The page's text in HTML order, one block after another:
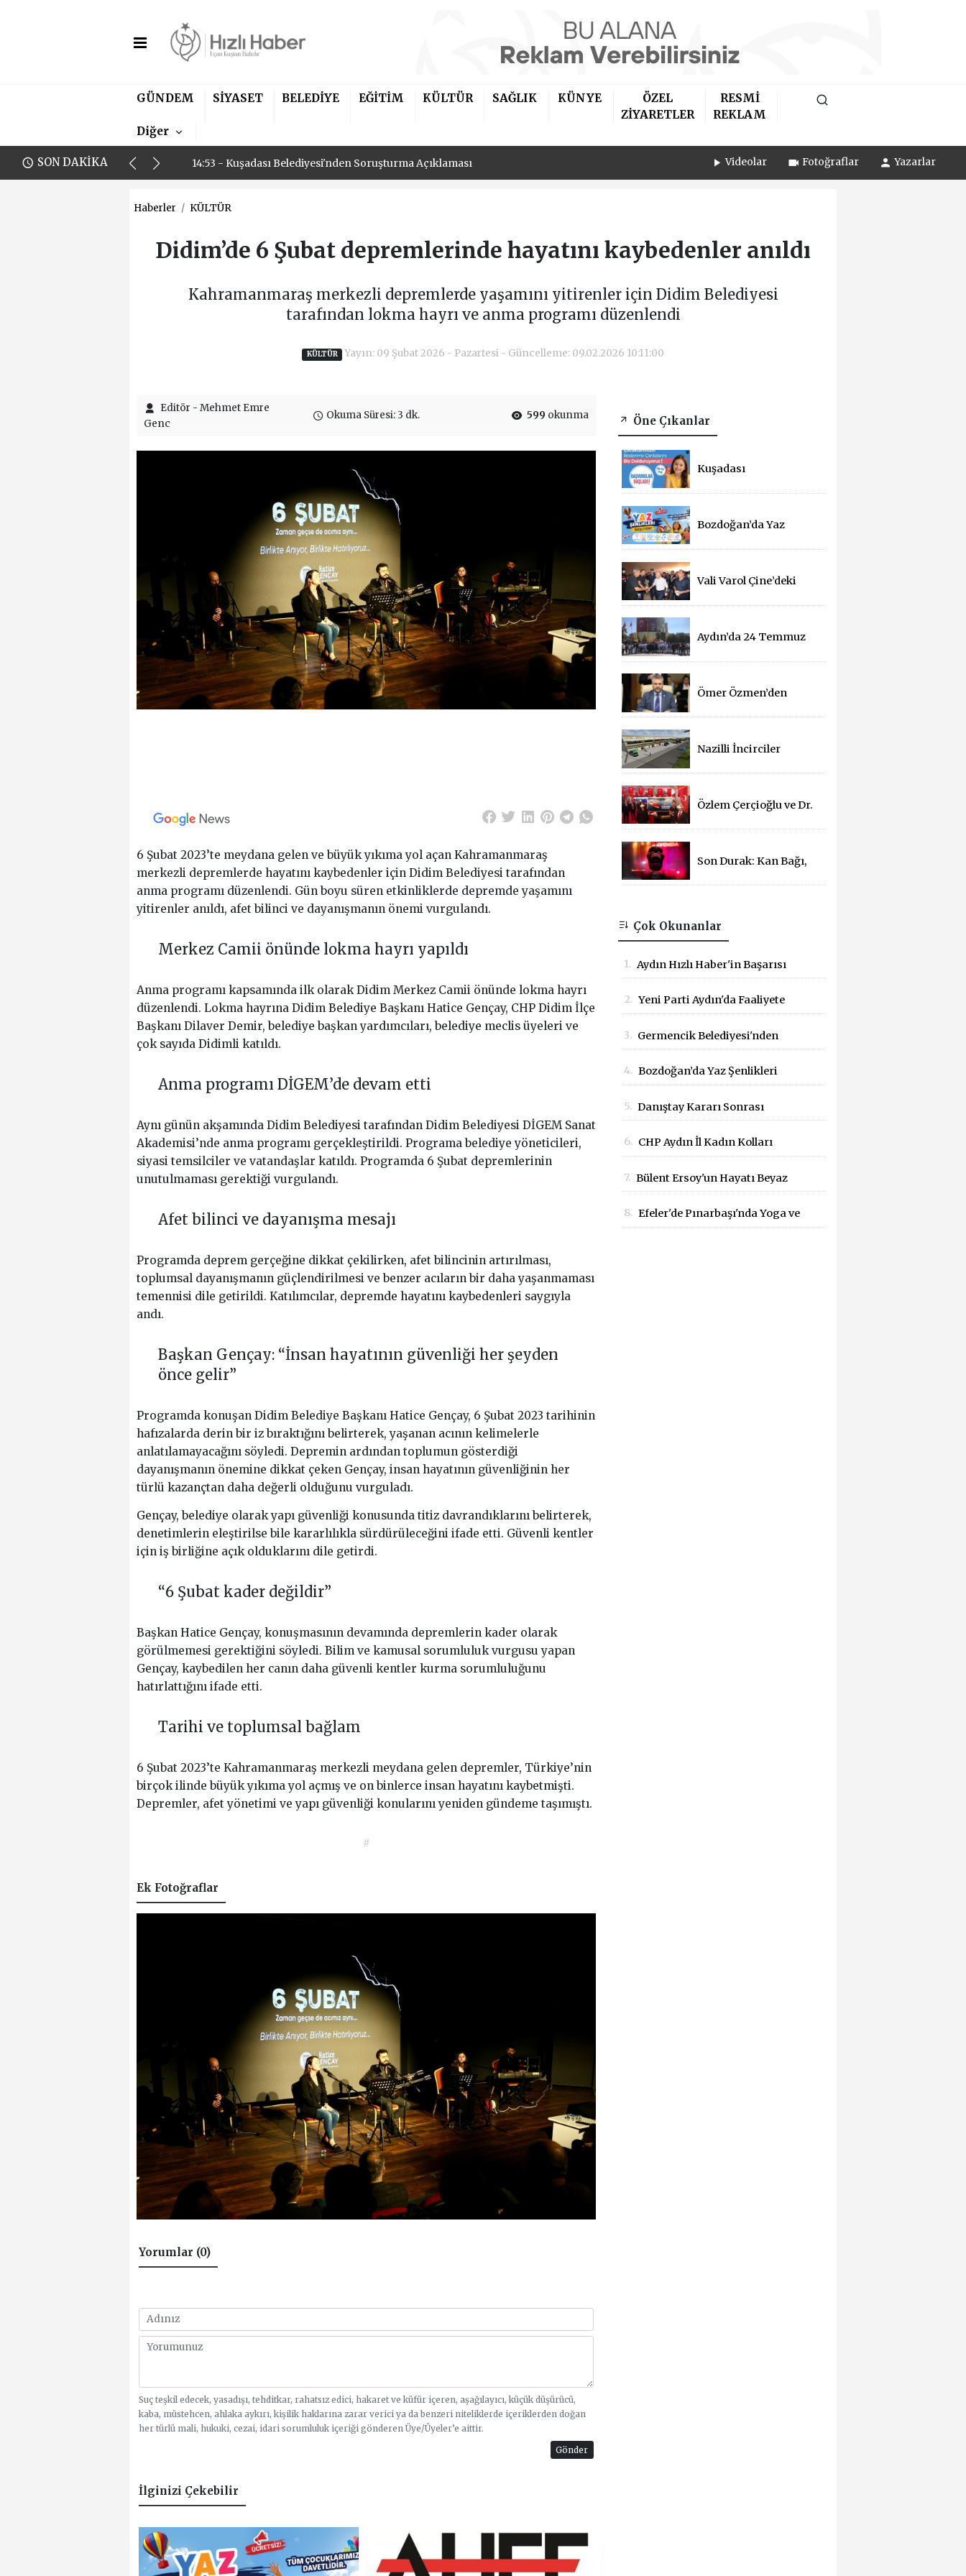
GÜNDEM SİYASET BELEDİYE EĞİTİM KÜLTÜR SAĞLIK KÜNYE
ÖZEL
ZİYARETLER
RESMİ
REKLAM
Diğer
SON DAKİKA
11:00 - Aydın Fenerbahçeliler Derneği'nin Yeni Başkanı İbrahim Kaya Oldu
11:00 - Aydın Fenerbahçeliler Derneği'nin Yeni Başkanı İbrahim Kaya Oldu Videolar Fotoğraflar Yazarlar
Haberler KÜLTÜR
Didim’de 6 Şubat depremlerinde hayatını kaybedenler anıldı
Kahramanmaraş merkezli depremlerde yaşamını yitirenler için Didim Belediyesi
tarafından lokma hayrı ve anma programı düzenlendi
KÜLTÜR Yayın: 09 Şubat 2026 - Pazartesi - Güncelleme: 09.02.2026 10:11:00
Editör - Mehmet Emre
Genc
Okuma Süresi: 3 dk. 599 okunma
6 Şubat 2023’te meydana gelen ve büyük yıkıma yol açan Kahramanmaraş
merkezli depremlerde hayatını kaybedenler için Didim Belediyesi tarafından
anma programı düzenlendi. Gün boyu süren etkinliklerde depremde yaşamını
yitirenler anıldı, afet bilinci ve dayanışmanın önemi vurgulandı.
Merkez Camii önünde lokma hayrı yapıldı
Anma programı kapsamında ilk olarak Didim Merkez Camii önünde lokma hayrı
düzenlendi. Lokma hayrına Didim Belediye Başkanı Hatice Gençay, CHP Didim İlçe
Başkanı Dilaver Demir, belediye başkan yardımcıları, belediye meclis üyeleri ve
çok sayıda Didimli katıldı.
Anma programı DİGEM’de devam etti
Aynı günün akşamında Didim Belediyesi tarafından Didim Belediyesi DİGEM Sanat
Akademisi’nde anma programı gerçekleştirildi. Programa belediye yöneticileri,
siyasi temsilciler ve vatandaşlar katıldı. Programda 6 Şubat depremlerinin
unutulmaması gerektiği vurgulandı.
Afet bilinci ve dayanışma mesajı
Programda deprem gerçeğine dikkat çekilirken, afet bilincinin artırılması,
toplumsal dayanışmanın güçlendirilmesi ve benzer acıların bir daha yaşanmaması
temennisi dile getirildi. Katılımcılar, depremde hayatını kaybedenleri saygıyla
andı.
Başkan Gençay: “İnsan hayatının güvenliği her şeyden
önce gelir”
Programda konuşan Didim Belediye Başkanı Hatice Gençay, 6 Şubat 2023 tarihinin
hafızalarda derin bir iz bıraktığını belirterek, yaşanan acının kelimelerle
anlatılamayacağını söyledi. Depremin ardından toplumun gösterdiği
dayanışmanın önemine dikkat çeken Gençay, insan hayatının güvenliğinin her
türlü kazançtan daha değerli olduğunu vurguladı.
Gençay, belediye olarak yapı güvenliği konusunda titiz davrandıklarını belirterek,
denetimlerin eleştirilse bile kararlılıkla sürdürüleceğini ifade etti. Güvenli kentler
için iş birliğine açık olduklarını dile getirdi.
“6 Şubat kader değildir”
Başkan Hatice Gençay, konuşmasının devamında depremlerin kader olarak
görülmemesi gerektiğini söyledi. Bilim ve kamusal sorumluluk vurgusu yapan
Gençay, kaybedilen her canın daha güvenli kentler kurma sorumluluğunu
hatırlattığını ifade etti.
Tarihi ve toplumsal bağlam
6 Şubat 2023’te Kahramanmaraş merkezli meydana gelen depremler, Türkiye’nin
birçok ilinde büyük yıkıma yol açmış ve on binlerce insan hayatını kaybetmişti.
Depremler, afet yönetimi ve yapı güvenliği konularını yeniden gündeme taşımıştı.
#
Ek Fotoğraflar
Yorumlar (0)
Suç teşkil edecek, yasadışı, tehditkar, rahatsız edici, hakaret ve küfür içeren, aşağılayıcı, küçük düşürücü,
kaba, müstehcen, ahlaka aykırı, kişilik haklarına zarar verici ya da benzeri niteliklerde içeriklerden doğan
her türlü mali, hukuki, cezai, idari sorumluluk içeriği gönderen Üye/Üyeler’e aittir.
Gönder
İlginizi Çekebilir
Öne Çıkanlar
Kuşadası
Eğitim Yılında
Destek
Bozdoğan’da Yaz
Mahallede Çocuklar
Vali Varol Çine’deki
Yerinde İnceledi
Aydın’da 24 Temmuz
Kutlandı
Ömer Özmen’den
Nazilli İncirciler
İhale Süreci Başladı
Özlem Çerçioğlu ve Dr.
Temmuz Çadırına
Son Durak: Kan Bağı,
Sinemalarda!
Çok Okunanlar
1. Aydın Hızlı Haber'in Başarısı
2. Yeni Parti Aydın'da Faaliyete
3. Germencik Belediyesi'nden
Düzenlemesi
4. Bozdoğan’da Yaz Şenlikleri
Eğlenceyle Buluşacak
5. Danıştay Kararı Sonrası
Kararlarına Uyun" Çağrısı
6. CHP Aydın İl Kadın Kolları
7. Bülent Ersoy'un Hayatı Beyaz
8. Efeler'de Pınarbaşı'nda Yoga ve